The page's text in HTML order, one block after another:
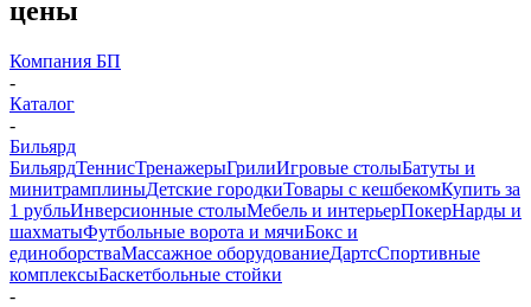
цены
Компания БП
-
Каталог
-
Бильярд
БильярдТеннисТренажерыГрилиИгровые столыБатуты и
минитрамплиныДетские городкиТовары с кешбекомКупить за
1 рубльИнверсионные столыМебель и интерьерПокерНарды и
шахматыФутбольные ворота и мячиБокс и
единоборстваМассажное оборудованиеДартсСпортивные
комплексыБаскетбольные стойки
-